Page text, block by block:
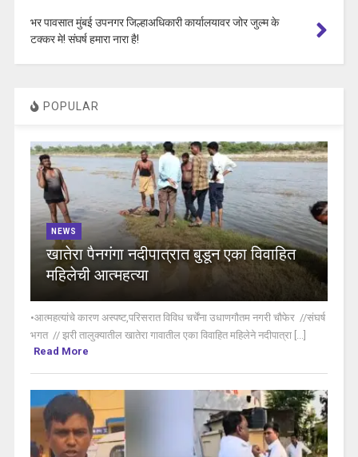
भर पावसात मुंबई उपनगर जिल्हाअधिकारी कार्यालयावर जोर जुल्म के
टक्कर मे! संघर्ष हमारा नारा है!
POPULAR
NEWS
खातेरा पैनगंगा नदीपात्रात बुडून एका विवाहित
महिलेची आत्महत्या
•आत्महत्यांचे कारण अस्पष्ट,परिसरात विविध चर्चेंना उधाणगौतम नगरी चौफेर //संघर्ष
भगत // झरी तालुक्यातील खातेरा गावातील एका विवाहित महिलेने नदीपात्रा [...]
Read More